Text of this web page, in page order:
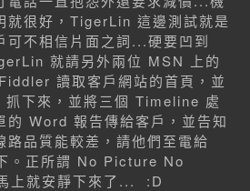
就很好，TigerLin 這邊測試就是
可不相信片面之詞...硬要凹到
就請另外兩位 MSN 上的
讀取客戶網站的首頁，並
下來，並將三個 Timeline 處
的 Word 報告傳給客戶，並告知
路品質能較差，請他們至電給
。正所謂 No Picture No
上就安靜下來了... :D